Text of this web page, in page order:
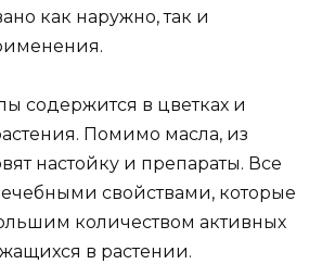
как наружно, так и
содержится в цветках и
Помимо масла, из
настойку и препараты. Все
свойствами, которые
количеством активных
в растении.